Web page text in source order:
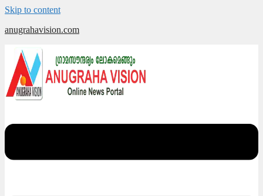
Skip to content
anugrahavision.com